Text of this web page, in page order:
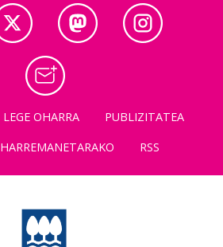
LEGE OHARRA
PUBLIZITATEA
HARREMANETARAKO RSS